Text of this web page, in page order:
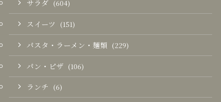
サラダ (604)
スイーツ (151)
パスタ・ラーメン・麺類 (229)
パン・ピザ (106)
ランチ (6)